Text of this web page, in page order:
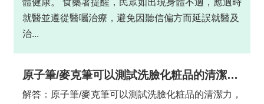
就醫並遵從醫囑治療，避免因聽信偏方而延誤就醫及
治...
原子筆/麥克筆可以測試洗臉化粧品的清潔力，真的嗎？
解答：原子筆/麥克筆可以測試洗臉化粧品的清潔力，